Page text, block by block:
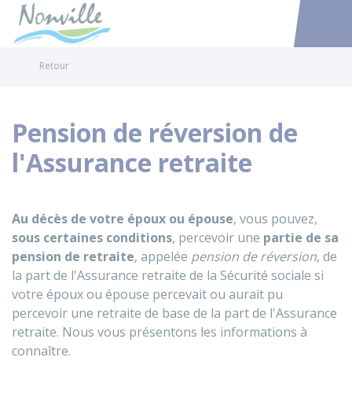
Accéder
Retour
Pension de réversion de
l'Assurance retraite
Au décès de votre époux ou épouse, vous pouvez,
sous certaines conditions, percevoir une partie de sa
pension de retraite, appelée pension de réversion, de
la part de l'Assurance retraite de la Sécurité sociale si
votre époux ou épouse percevait ou aurait pu
percevoir une retraite de base de la part de l'Assurance
retraite. Nous vous présentons les informations à
connaître.